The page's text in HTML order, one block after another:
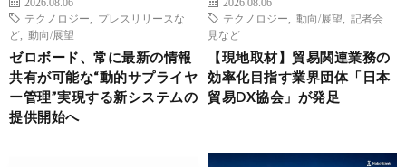
テクノロジー
プレスリリースな
ど
動向/展望
ゼロボード、常に最新の情報
共有が可能な“動的サプライヤ
ー管理”実現する新システムの
提供開始へ
テクノロジー
動向/展望
記者会
見など
【現地取材】貿易関連業務の
効率化目指す業界団体「日本
貿易DX協会」が発足